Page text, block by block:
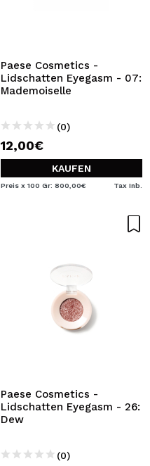
Paese Cosmetics -
Lidschatten Eyegasm - 07:
Mademoiselle
(0)
12,00€
KAUFEN
Preis x 100 Gr: 800,00€ Tax Inb.
Paese Cosmetics -
Lidschatten Eyegasm - 26:
Dew
(0)